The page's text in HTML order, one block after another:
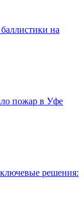
на
пожар в Уфе
решения: